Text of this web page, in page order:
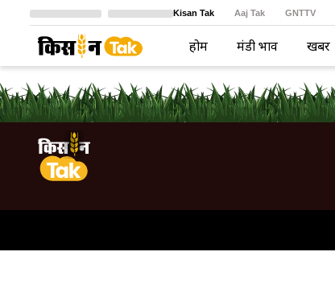
Kisan Tak Aaj Tak GNTTV
Crime Tak Astro Tak
होम मंडी भाव खबरें